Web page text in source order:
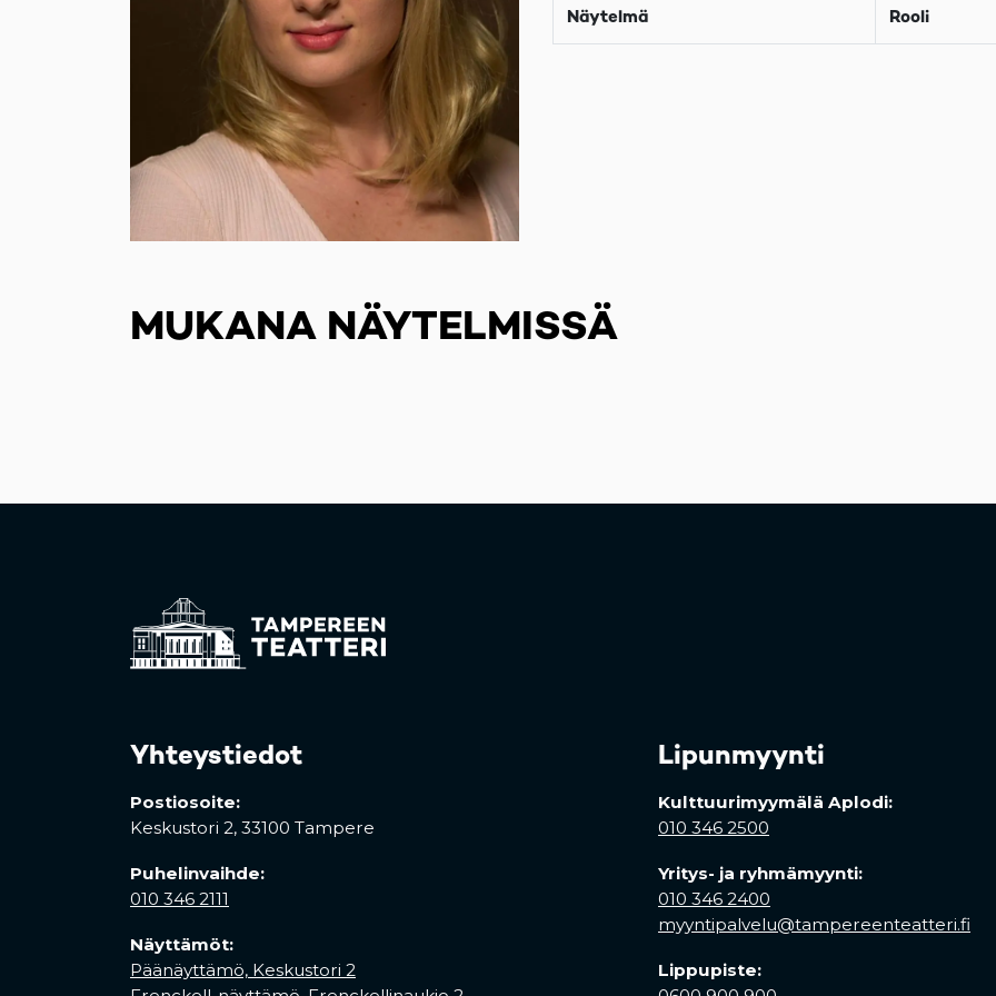
Näytelmä Rooli
MUKANA NÄYTELMISSÄ
Yhteystiedot
Postiosoite:
Keskustori 2, 33100 Tampere
Puhelinvaihde:
010 346 2111
Näyttämöt:
Päänäyttämö, Keskustori 2
Lipunmyynti
Kulttuurimyymälä Aplodi:
010 346 2500
Yritys- ja ryhmämyynti:
010 346 2400
myyntipalvelu@tampereenteatteri.fi
Lippupiste: